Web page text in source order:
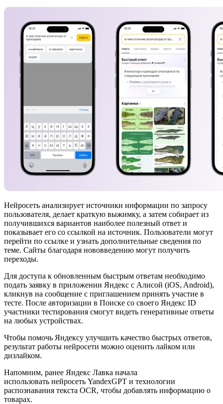
Нейросеть анализирует источники информации по запросу
пользователя, делает краткую выжимку, а затем собирает из
получившихся вариантов наиболее полезный ответ и
показывает его со ссылкой на источник. Пользователи могут
перейти по ссылке и узнать дополнительные сведения по
теме. Сайты благодаря нововведению могут получить
переходы.
Для доступа к обновленным быстрым ответам необходимо
подать заявку в приложении Яндекс с Алисой (iOS, Android),
кликнув на сообщение с приглашением принять участие в
тесте. После авторизации в Поиске со своего Яндекс ID
участники тестирования смогут видеть генеративные ответы
на любых устройствах.
Чтобы помочь Яндексу улучшить качество быстрых ответов,
результат работы нейросети можно оценить лайком или
дизлайком.
Напомним, ранее Яндекс Лавка начала
использовать нейросеть YandexGPT и технологии
распознавания текста OCR, чтобы добавлять информацию о
товарах.